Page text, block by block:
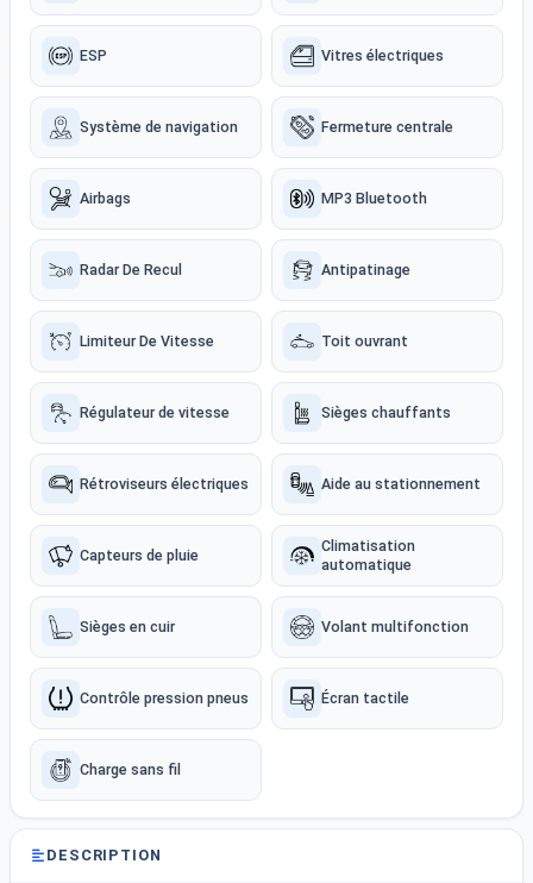
ESP Vitres électriques
Système de navigation Fermeture centrale
Airbags MP3 Bluetooth
Radar De Recul Antipatinage
Limiteur De Vitesse Toit ouvrant
Régulateur de vitesse Sièges chauffants
Rétroviseurs électriques Aide au stationnement
Capteurs de pluie
Climatisation
automatique
Sièges en cuir Volant multifonction
Contrôle pression pneus Écran tactile
Charge sans fil
DESCRIPTION